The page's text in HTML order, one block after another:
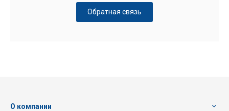
Обратная связь
О компании